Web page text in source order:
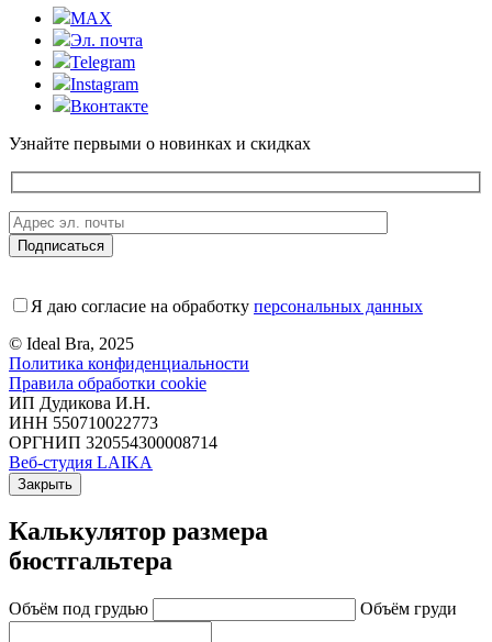
MAX
Эл. почта
Telegram
Instagram
Вконтакте
Узнайте первыми о новинках и скидках
Я даю согласие на обработку персональных данных
© Ideal Bra, 2025
Политика конфиденциальности
Правила обработки cookie
ИП Дудикова И.Н.
ИНН 550710022773
ОРГНИП 320554300008714
Веб-студия LAIKA
Закрыть
Калькулятор размера
бюстгальтера
Объём под грудью Объём груди